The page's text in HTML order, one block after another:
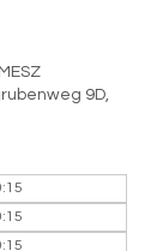
9D,